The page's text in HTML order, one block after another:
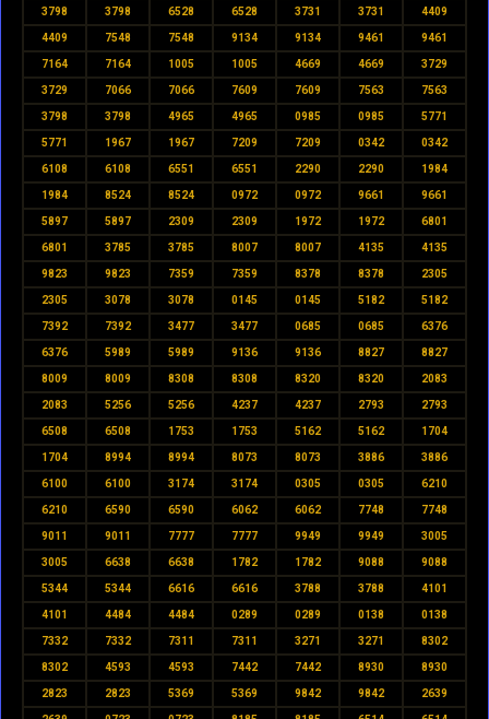
3798 3798 6528 6528 3731 3731 4409
4409 7548 7548 9134 9134 9461 9461
7164 7164 1005 1005 4669 4669 3729
3729 7066 7066 7609 7609 7563 7563
3798 3798 4965 4965 0985 0985 5771
5771 1967 1967 7209 7209 0342 0342
6108 6108 6551 6551 2290 2290 1984
1984 8524 8524 0972 0972 9661 9661
5897 5897 2309 2309 1972 1972 6801
6801 3785 3785 8007 8007 4135 4135
9823 9823 7359 7359 8378 8378 2305
2305 3078 3078 0145 0145 5182 5182
7392 7392 3477 3477 0685 0685 6376
6376 5989 5989 9136 9136 8827 8827
8009 8009 8308 8308 8320 8320 2083
2083 5256 5256 4237 4237 2793 2793
6508 6508 1753 1753 5162 5162 1704
1704 8994 8994 8073 8073 3886 3886
6100 6100 3174 3174 0305 0305 6210
6210 6590 6590 6062 6062 7748 7748
9011 9011 7777 7777 9949 9949 3005
3005 6638 6638 1782 1782 9088 9088
5344 5344 6616 6616 3788 3788 4101
4101 4484 4484 0289 0289 0138 0138
7332 7332 7311 7311 3271 3271 8302
8302 4593 4593 7442 7442 8930 8930
2823 2823 5369 5369 9842 9842 2639